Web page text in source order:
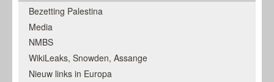
Bezetting Palestina
Media
NMBS
WikiLeaks, Snowden, Assange
Nieuw links in Europa